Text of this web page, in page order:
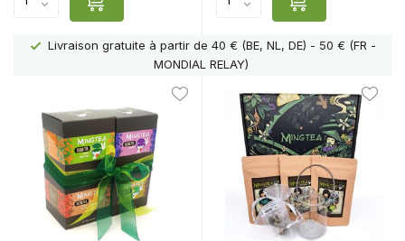
Livraison gratuite à partir de 40 € (BE, NL, DE) - 50 € (FR -
MONDIAL RELAY)